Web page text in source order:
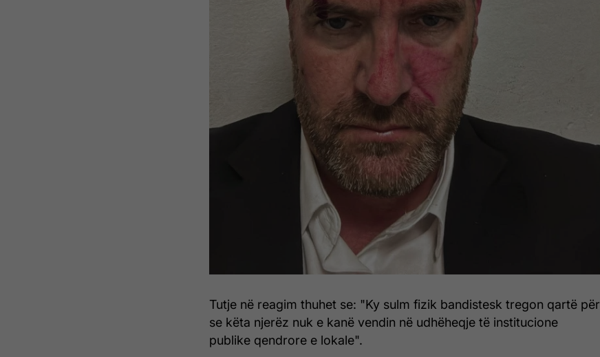
Tutje në reagim thuhet se: "Ky sulm fizik bandistesk tregon qartë për
se këta njerëz nuk e kanë vendin në udhëheqje të institucione
publike qendrore e lokale".